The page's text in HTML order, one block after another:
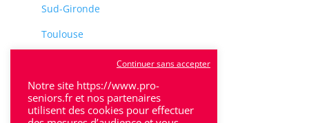
Sud-Gironde
Toulouse
Villeneuve-Sur-Lot
Notre site https://www.pro-
seniors.fr et nos partenaires
utilisent des cookies pour effectuer
Continuer sans accepter